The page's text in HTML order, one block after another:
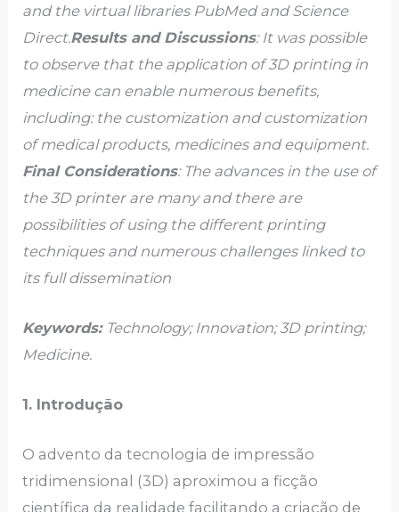
and the virtual libraries PubMed and Science
Direct.Results and Discussions: It was possible
to observe that the application of 3D printing in
medicine can enable numerous benefits,
including: the customization and customization
of medical products, medicines and equipment.
Final Considerations: The advances in the use of
the 3D printer are many and there are
possibilities of using the different printing
techniques and numerous challenges linked to
its full dissemination
Keywords: Technology; Innovation; 3D printing;
Medicine.
1. Introdução
O advento da tecnologia de impressão
tridimensional (3D) aproximou a ficção
científica da realidade facilitando a criação de